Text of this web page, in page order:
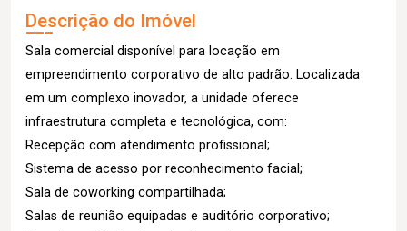
Descrição do Imóvel
Sala comercial disponível para locação em
empreendimento corporativo de alto padrão. Localizada
em um complexo inovador, a unidade oferece
infraestrutura completa e tecnológica, com:
Recepção com atendimento profissional;
Sistema de acesso por reconhecimento facial;
Sala de coworking compartilhada;
Salas de reunião equipadas e auditório corporativo;